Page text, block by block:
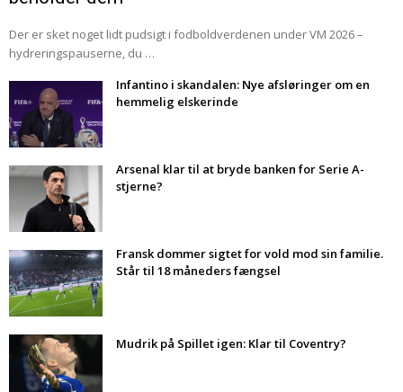
Der er sket noget lidt pudsigt i fodboldverdenen under VM 2026 –
hydreringspauserne, du …
Infantino i skandalen: Nye afsløringer om en
hemmelig elskerinde
Arsenal klar til at bryde banken for Serie A-
stjerne?
Fransk dommer sigtet for vold mod sin familie.
Står til 18 måneders fængsel
Mudrik på Spillet igen: Klar til Coventry?